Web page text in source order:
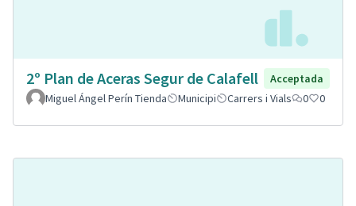
2º Plan de Aceras Segur de Calafell
Acceptada
Miguel Ángel Perín Tienda
Municipi Carrers i Vials 0 0